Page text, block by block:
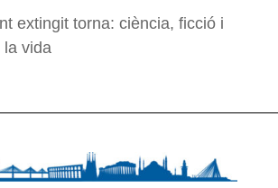
extingit torna: ciència, ficció i
la vida